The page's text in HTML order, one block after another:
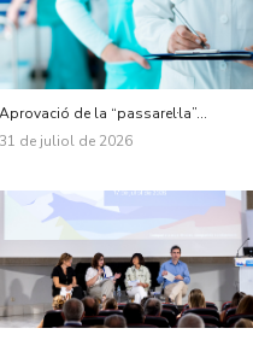
Aprovació de la “passarel·la”...
31 de juliol de 2026